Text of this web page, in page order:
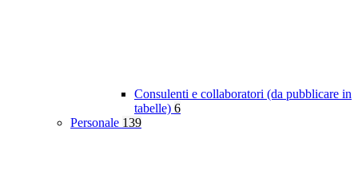
Consulenti e collaboratori (da pubblicare in
tabelle) 6
Personale 139